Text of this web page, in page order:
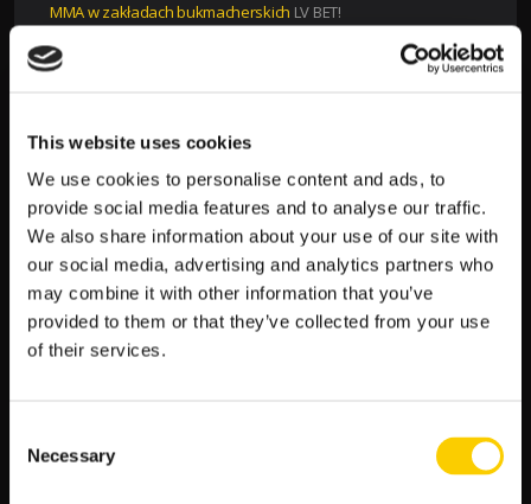
This website uses cookies
We use cookies to personalise content and ads, to
provide social media features and to analyse our traffic.
We also share information about your use of our site with
our social media, advertising and analytics partners who
may combine it with other information that you’ve
provided to them or that they’ve collected from your use
of their services.
Selection
Necessary
MMA w zakładach bukmacherskich LV BET!
OKIEM REDAKCJI: FAWORYCI WALK NA GALI
Najpopularniejszym rynkiem w zakładach bukmacherskich LV
bukmachera? Przeanalizuj kursy bukmacherskie i postaw
swoje kupony już dziś!
Kevin Jousset – Jonathan Mcellef 1.55 – 2.30
Wang Cong – Bruna Brasil 1.22 – 3.70
Tom Nolan – Viacheslav Borshchev 2.15 – 1.62
Jack Jenkins – Gabriel Santos 2.45 – 1.50